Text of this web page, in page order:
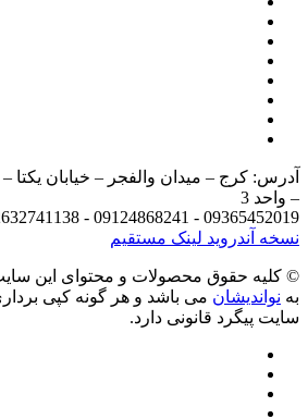
3
09365452019 - 09124868241 -
آندرویدلینک مستقیم
حقوق محصولات و محتوای اين سایت
می باشد و هر گونه کپی برداری
پیگرد قانونی دارد.